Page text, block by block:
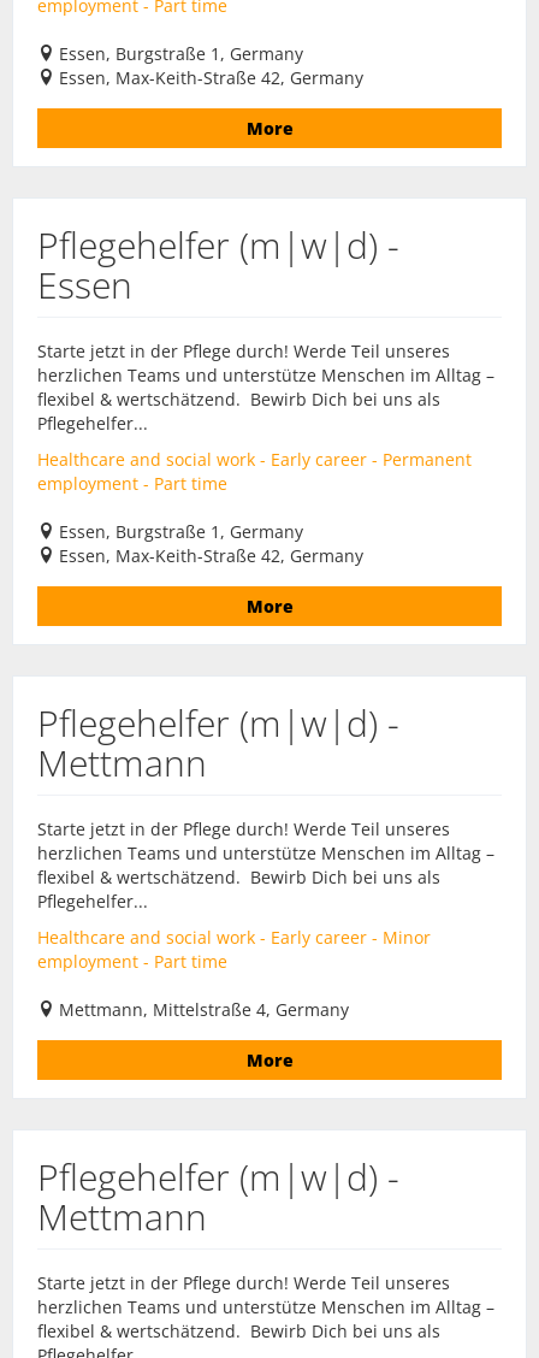
employment - Part time
Essen, Burgstraße 1, Germany
Essen, Max-Keith-Straße 42, Germany
More
Pflegehelfer (m|w|d) -
Essen
Starte jetzt in der Pflege durch! Werde Teil unseres
herzlichen Teams und unterstütze Menschen im Alltag –
flexibel & wertschätzend. Bewirb Dich bei uns als
Pflegehelfer...
Healthcare and social work - Early career - Permanent
employment - Part time
Essen, Burgstraße 1, Germany
Essen, Max-Keith-Straße 42, Germany
More
Pflegehelfer (m|w|d) -
Mettmann
Starte jetzt in der Pflege durch! Werde Teil unseres
herzlichen Teams und unterstütze Menschen im Alltag –
flexibel & wertschätzend. Bewirb Dich bei uns als
Pflegehelfer...
Healthcare and social work - Early career - Minor
employment - Part time
Mettmann, Mittelstraße 4, Germany
More
Pflegehelfer (m|w|d) -
Mettmann
Starte jetzt in der Pflege durch! Werde Teil unseres
herzlichen Teams und unterstütze Menschen im Alltag –
flexibel & wertschätzend. Bewirb Dich bei uns als